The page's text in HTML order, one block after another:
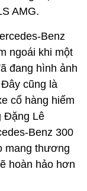
AMG.
Benz
ngoái khi một
đang hình ảnh
cũng là
cổ hàng hiếm
Đặng Lê
Benz 300
mang thương
hoàn hảo hơn